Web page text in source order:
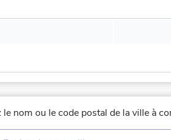
le nom ou le code postal de la ville à